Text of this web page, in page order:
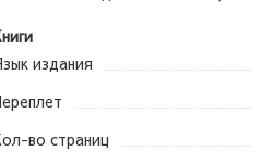
издания
во страниц